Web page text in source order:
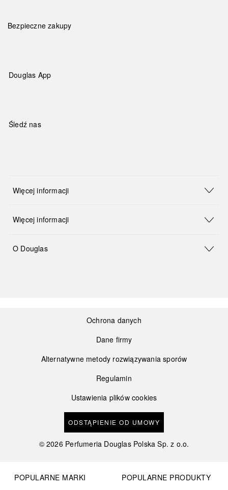
Bezpieczne zakupy
Douglas App
Śledź nas
Więcej informacji
Więcej informacji
O Douglas
Ochrona danych
Dane firmy
Alternatywne metody rozwiązywania sporów
Regulamin
Ustawienia plików cookies
ODSTĄPIENIE OD UMOWY
©2026 Perfumeria Douglas Polska Sp. z o.o.
POPULARNE MARKI
POPULARNE PRODUKTY